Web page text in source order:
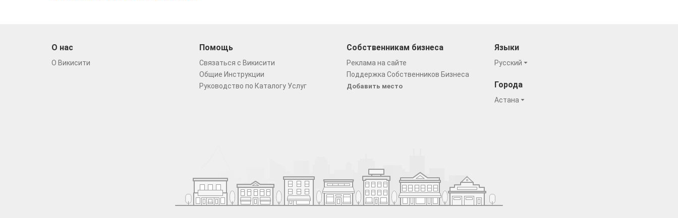
О нас
О Викисити
Помощь
Связаться с Викисити
Общие Инструкции
Руководство по Каталогу Услуг
Собственникам бизнеса
Реклама на сайте
Поддержка Собственников Бизнеса
Добавить место
Языки
Русский
Города
Астана